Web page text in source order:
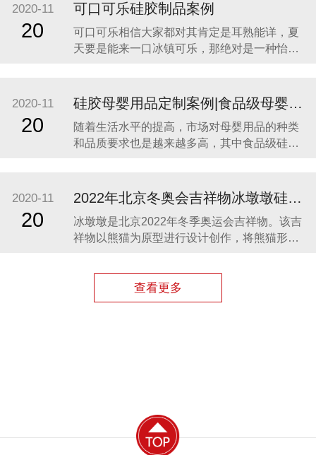
价格最合理，服务最贴心，正如两年来多次合
作一样。众盛硅胶不是硅胶制品行业内最好
的，但绝对是他合作过众多硅胶制品
2020-11
20
可口可乐硅胶制品案例
可口可乐相信大家都对其肯定是耳熟能详，夏
天要是能来一口冰镇可乐，那绝对是一种怡神
关联呢？ 2014年可口可乐找到我们的时候，我
们也是非常的惊讶，以为是在开玩笑。他们却
很认真的告诉我们，他们想开发一款创意有代
2020-11
20
硅胶母婴用品定制案例|食品级母婴硅胶制品
随着生活水平的提高，市场对母婴用品的种类
和品质要求也是越来越多高，其中食品级硅胶
品的的主要材料之一。众盛硅胶厂家在硅胶制
品行业深耕23年，生产的硅胶母婴用品全球使
用用户超百万。 今天我们就来分享几款热卖的
硅胶母婴
2020-11
20
2022年北京冬奥会吉祥物冰墩墩硅胶制品生产案例
冰墩墩是北京2022年冬季奥运会吉祥物。该吉
祥物以熊猫为原型进行设计创作，将熊猫形象
心，奥运组委会将吉祥物冰墩墩放到东莞生
产，而众盛硅胶也有幸参与了冰墩墩的生产制
查看更多